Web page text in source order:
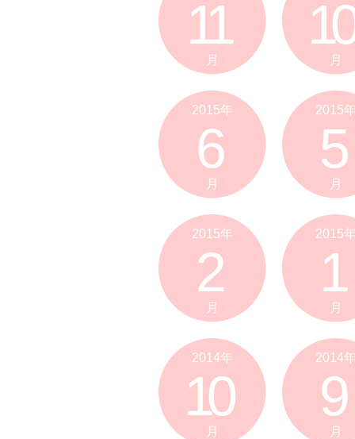
11
月
10
月
2015年
6
月
2015
5
月
2015年
2
月
2015
1
月
2014年
10
月
2014
9
月